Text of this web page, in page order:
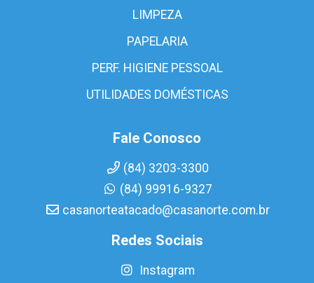
LIMPEZA
PAPELARIA
PERF. HIGIENE PESSOAL
UTILIDADES DOMÉSTICAS
Fale Conosco
(84) 3203-3300
(84) 99916-9327
casanorteatacado@casanorte.com.br
Redes Sociais
Instagram